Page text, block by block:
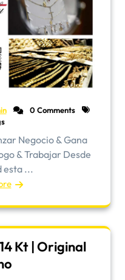
0 Comments
Negocio & Gana
& Trabajar Desde
esta ...
Kt | Original